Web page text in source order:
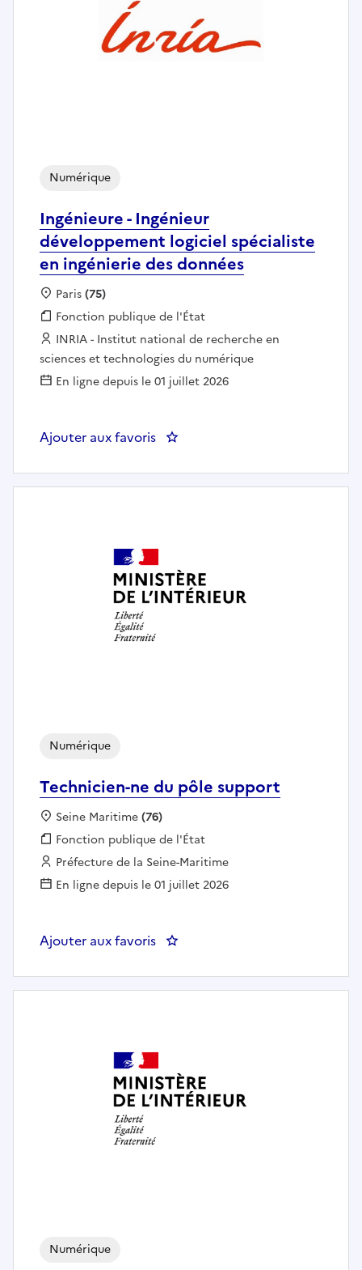
Ingénieure - Ingénieur
développement logiciel spécialiste
en ingénierie des données
Numérique
Localisation :
Paris(75)
Fonction publique :
Fonction publique de l'État
Employeur :
INRIA - Institut national de recherche en
sciences et technologies du numérique
En ligne depuis le 01 juillet 2026
Ajouter aux favoris : Ingénieure - Ingénieur
Technicien-ne du pôle support
Numérique
Localisation :
Seine Maritime(76)
Fonction publique :
Fonction publique de l'État
Employeur :
Préfecture de la Seine-Maritime
En ligne depuis le 01 juillet 2026
Ajouter aux favoris : Technicien-ne du pôle support
Numérique